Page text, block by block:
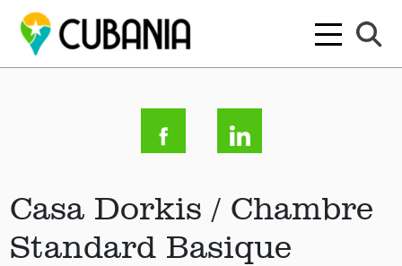
Casa Dorkis / Chambre
Standard Basique